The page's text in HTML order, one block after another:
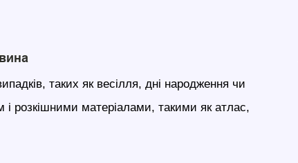
таких як весілля, дні народження чи
розкішними матеріалами, такими як атлас,